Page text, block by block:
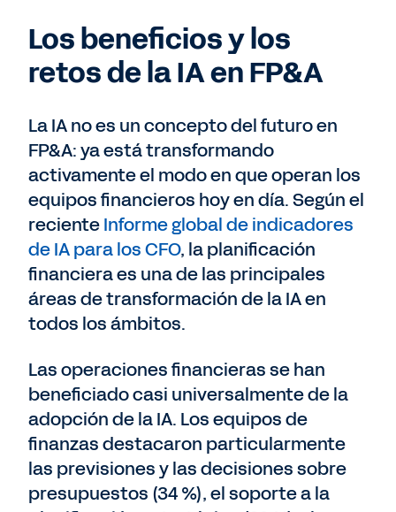
Los beneficios y los
retos de la IA en FP&A
La IA no es un concepto del futuro en
FP&A: ya está transformando
activamente el modo en que operan los
equipos financieros hoy en día. Según el
recienteInforme global de indicadores
de IA para los CFO, la planificación
financiera es una de las principales
áreas de transformación de la IA en
todos los ámbitos.
Las operaciones financieras se han
beneficiado casi universalmente de la
adopción de la IA. Los equipos de
finanzas destacaron particularmente
las previsiones y las decisiones sobre
presupuestos (34 %), el soporte a la